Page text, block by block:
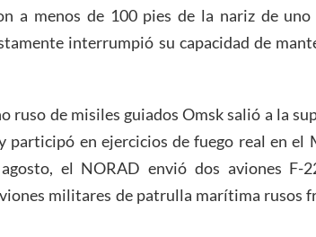
a menos de 100 pies de la nariz de uno
interrumpió su capacidad de
ruso de misiles guiados Omsk salió a la
participó en ejercicios de fuego real en el
el NORAD envió dos aviones F-
militares de patrulla marítima rusos